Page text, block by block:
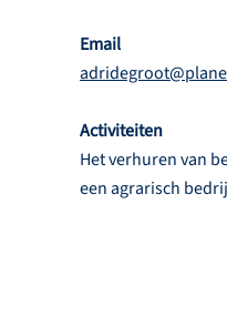
Email
Activiteiten
Het verhuren van
een agrarisch